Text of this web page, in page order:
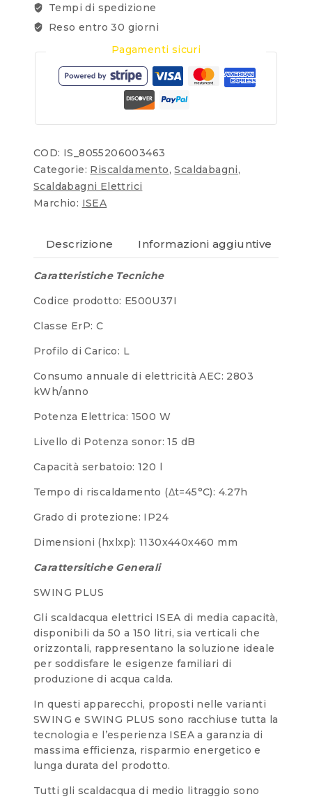
Tempi di spedizione
Reso entro 30 giorni
Pagamenti sicuri
COD: IS_8055206003463
Categorie: Riscaldamento,Scaldabagni,
Scaldabagni Elettrici
Marchio: ISEA
Descrizione Informazioni aggiuntive
Caratteristiche Tecniche
Codice prodotto: E500U37I
Classe ErP: C
Profilo di Carico: L
Consumo annuale di elettricità AEC: 2803
kWh/anno
Potenza Elettrica: 1500 W
Livello di Potenza sonor: 15 dB
Capacità serbatoio: 120 l
Tempo di riscaldamento (Δt=45°C): 4.27h
Grado di protezione: IP24
Dimensioni (hxlxp): 1130x440x460 mm
Carattersitiche Generali
SWING PLUS
Gli scaldacqua elettrici ISEA di media capacità,
disponibili da 50 a 150 litri, sia verticali che
orizzontali, rappresentano la soluzione ideale
per soddisfare le esigenze familiari di
produzione di acqua calda.
In questi apparecchi, proposti nelle varianti
SWING e SWING PLUS sono racchiuse tutta la
tecnologia e l’esperienza ISEA a garanzia di
massima efficienza, risparmio energetico e
lunga durata del prodotto.
Tutti gli scaldacqua di medio litraggio sono